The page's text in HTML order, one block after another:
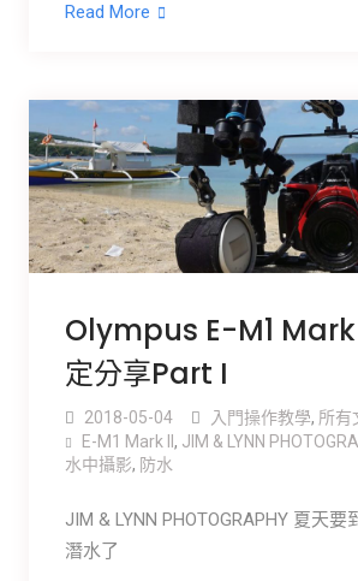
Read More
Olympus E-M1 Mark
定分享Part I
2018-05-04 入門操作教學, 所有
E-M1 Mark ll , JIM & LYNN
水中攝影, 防水
JIM & LYNN PHOTOGRAPHY 夏天
潛水了